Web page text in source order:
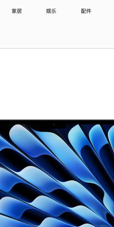
家居 娱乐 配件